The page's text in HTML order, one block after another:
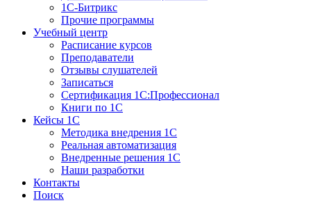
1С-Битрикс
Прочие программы
Учебный центр
Расписание курсов
Преподаватели
Отзывы слушателей
Записаться
Сертификация 1С:Профессионал
Книги по 1С
Кейсы 1С
Методика внедрения 1С
Реальная автоматизация
Внедренные решения 1С
Наши разработки
Контакты
Поиск